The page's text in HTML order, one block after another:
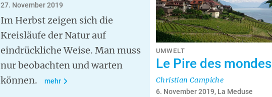
27. November 2019
Im Herbst zeigen sich die
Kreisläufe der Natur auf
eindrückliche Weise. Man muss
nur beobachten und warten
können.
mehr
UMWELT
Le Pire des mondes
Christian Campiche
6. November 2019, La Meduse